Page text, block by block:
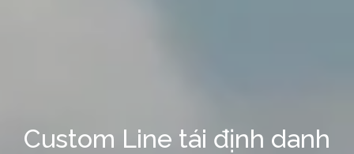
Custom Line tái định danh